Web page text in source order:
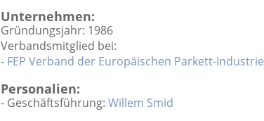
Unternehmen:
Gründungsjahr: 1986
Verbandsmitglied bei:
- FEP Verband der Europäischen Parkett-Industrie
Personalien:
- Geschäftsführung: Willem Smid